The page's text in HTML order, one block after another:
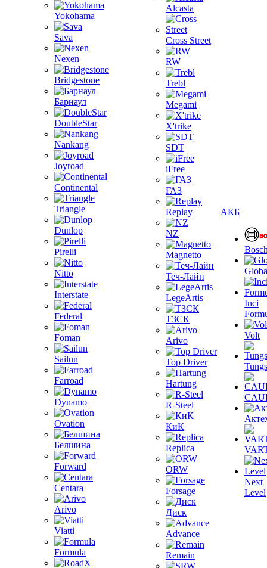
Yokohama
Sava
Nexen
Bridgestone
Барнаул
DoubleStar
Nankang
Joyroad
Continental
Triangle
Dunlop
Pirelli
Nitto
Interstate
Federal
Foman
Sailun
Farroad
Dynamo
Ovation
Белшина
Forward
Centara
Arivo
Viatti
Formula
Alcasta
Cross Street
RW
Trebl
Megami
X'trike
SDT
iFree
ГАЗ
Replay
NZ
Magnetto
Теч-Лайн
LegeArtis
ТЗСК
Arivo
Top Driver
Hartung
R-Steel
КиК
Replica
ORW
Forsage
Диск
Advance
Remain
АКБ
Inci
Volt
Next
Level